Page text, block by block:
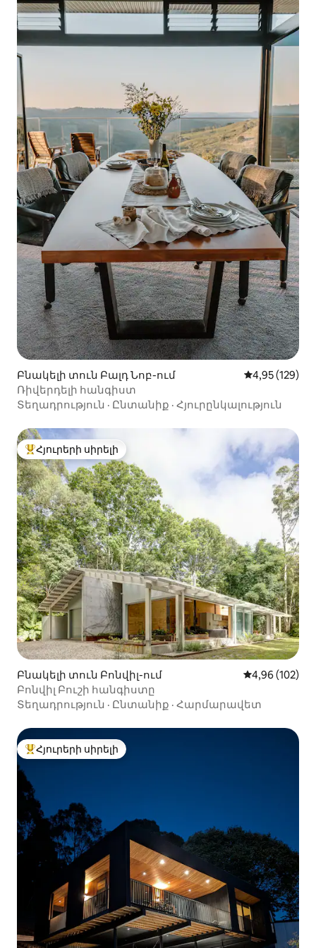
Բնակելի տուն Բալդ Նոբ-ում Միջին
4,95 (129)
Ռիվերդելի հանգիստ
Տեղադրություն · Ընտանիք · Հյուրընկալություն
Հյուրերի սիրելի լավագույն տները
Հյուրերի սիրելի
Բնակելի տուն Բոնվիլ-ում Միջին
4,96 (102)
Բոնվիլ Բուշի հանգիստը
Տեղադրություն · Ընտանիք · Հարմարավետ
Հյուրերի սիրելի լավագույն տները
Հյուրերի սիրելի